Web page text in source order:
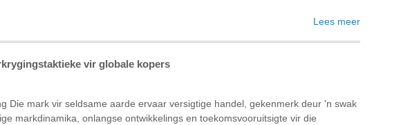
Lees meer
vir globale kopers
Die mark vir seldsame aarde ervaar versigtige handel, gekenmerk deur 'n swak
markdinamika, onlangse ontwikkelings en toekomsvooruitsigte vir die